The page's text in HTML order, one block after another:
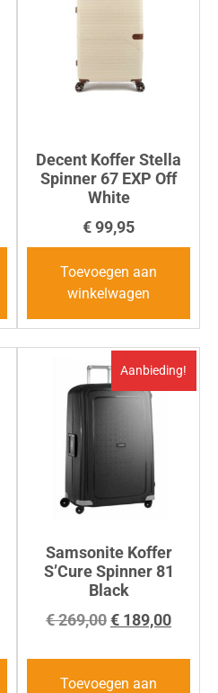
Decent Koffer Stella
Spinner 67 EXP Off
White
€99,95
Toevoegen aan
winkelwagen
Aanbieding!
Samsonite Koffer
S’Cure Spinner 81
Black
€269,00€ 189,00
Toevoegen aan